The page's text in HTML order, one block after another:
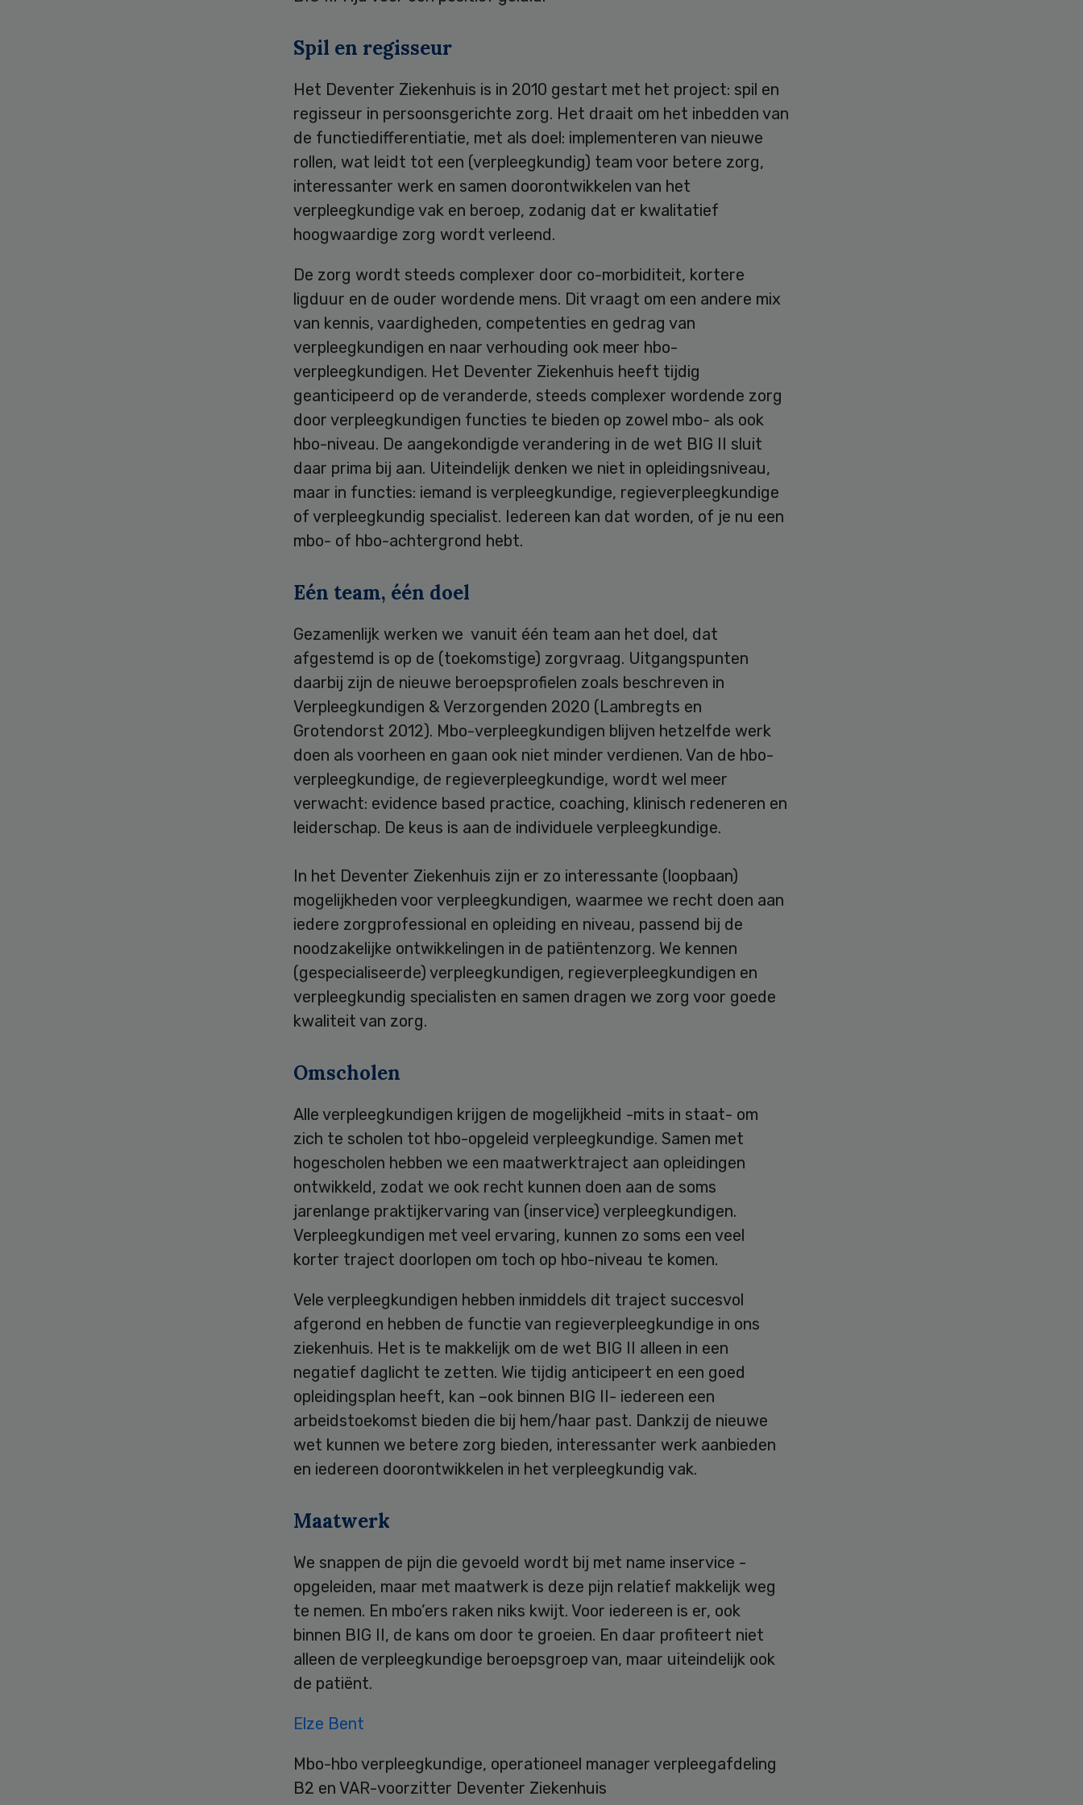
Spil en regisseur
Het Deventer Ziekenhuis is in 2010 gestart met het project: spil en
regisseur in persoonsgerichte zorg. Het draait om het inbedden van
de functiedifferentiatie, met als doel: implementeren van nieuwe
rollen, wat leidt tot een (verpleegkundig) team voor betere zorg,
interessanter werk en samen doorontwikkelen van het
verpleegkundige vak en beroep, zodanig dat er kwalitatief
hoogwaardige zorg wordt verleend.
De zorg wordt steeds complexer door co-morbiditeit, kortere
ligduur en de ouder wordende mens. Dit vraagt om een andere mix
van kennis, vaardigheden, competenties en gedrag van
verpleegkundigen en naar verhouding ook meer hbo-
verpleegkundigen. Het Deventer Ziekenhuis heeft tijdig
geanticipeerd op de veranderde, steeds complexer wordende zorg
door verpleegkundigen functies te bieden op zowel mbo- als ook
hbo-niveau. De aangekondigde verandering in de wet BIG II sluit
daar prima bij aan. Uiteindelijk denken we niet in opleidingsniveau,
maar in functies: iemand is verpleegkundige, regieverpleegkundige
of verpleegkundig specialist. Iedereen kan dat worden, of je nu een
mbo- of hbo-achtergrond hebt.
Eén team, één doel
Gezamenlijk werken we vanuit één team aan het doel, dat
afgestemd is op de (toekomstige) zorgvraag. Uitgangspunten
daarbij zijn de nieuwe beroepsprofielen zoals beschreven in
Verpleegkundigen & Verzorgenden 2020 (Lambregts en
Grotendorst 2012). Mbo-verpleegkundigen blijven hetzelfde werk
doen als voorheen en gaan ook niet minder verdienen. Van de hbo-
verpleegkundige, de regieverpleegkundige, wordt wel meer
verwacht: evidence based practice, coaching, klinisch redeneren en
leiderschap. De keus is aan de individuele verpleegkundige.
In het Deventer Ziekenhuis zijn er zo interessante (loopbaan)
mogelijkheden voor verpleegkundigen, waarmee we recht doen aan
iedere zorgprofessional en opleiding en niveau, passend bij de
noodzakelijke ontwikkelingen in de patiëntenzorg. We kennen
(gespecialiseerde) verpleegkundigen, regieverpleegkundigen en
verpleegkundig specialisten en samen dragen we zorg voor goede
kwaliteit van zorg.
Omscholen
Alle verpleegkundigen krijgen de mogelijkheid -mits in staat- om
zich te scholen tot hbo-opgeleid verpleegkundige. Samen met
hogescholen hebben we een maatwerktraject aan opleidingen
ontwikkeld, zodat we ook recht kunnen doen aan de soms
jarenlange praktijkervaring van (inservice) verpleegkundigen.
Verpleegkundigen met veel ervaring, kunnen zo soms een veel
korter traject doorlopen om toch op hbo-niveau te komen.
Vele verpleegkundigen hebben inmiddels dit traject succesvol
afgerond en hebben de functie van regieverpleegkundige in ons
ziekenhuis. Het is te makkelijk om de wet BIG II alleen in een
negatief daglicht te zetten. Wie tijdig anticipeert en een goed
opleidingsplan heeft, kan –ook binnen BIG II- iedereen een
arbeidstoekomst bieden die bij hem/haar past. Dankzij de nieuwe
wet kunnen we betere zorg bieden, interessanter werk aanbieden
en iedereen doorontwikkelen in het verpleegkundig vak.
Maatwerk
We snappen de pijn die gevoeld wordt bij met name inservice -
opgeleiden, maar met maatwerk is deze pijn relatief makkelijk weg
te nemen. En mbo’ers raken niks kwijt. Voor iedereen is er, ook
binnen BIG II, de kans om door te groeien. En daar profiteert niet
alleen de verpleegkundige beroepsgroep van, maar uiteindelijk ook
de patiënt.
Elze Bent
Mbo-hbo verpleegkundige, operationeel manager verpleegafdeling
B2 en VAR-voorzitter Deventer Ziekenhuis